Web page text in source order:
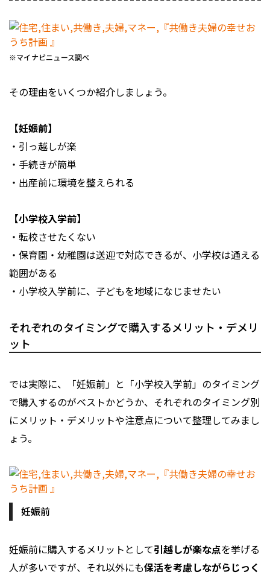
※マイナビニュース調べ
その理由をいくつか紹介しましょう。
【妊娠前】
・引っ越しが楽
・手続きが簡単
・出産前に環境を整えられる
【小学校入学前】
・転校させたくない
・保育園・幼稚園は送迎で対応できるが、小学校は通える
範囲がある
・小学校入学前に、子どもを地域になじませたい
それぞれのタイミングで購入するメリット・デメリ
ット
では実際に、「妊娠前」と「小学校入学前」のタイミング
で購入するのがベストかどうか、それぞれのタイミング別
にメリット・デメリットや注意点について整理してみまし
ょう。
妊娠前
妊娠前に購入するメリットとして引越しが楽な点を挙げる
人が多いですが、それ以外にも保活を考慮しながらじっく